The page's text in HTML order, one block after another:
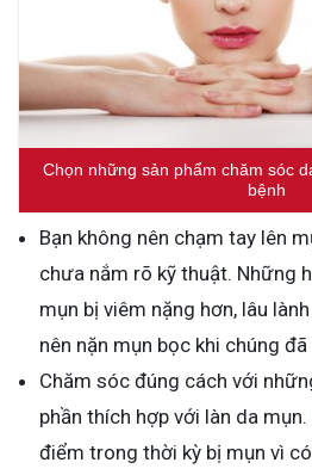
Chọn những sản phẩm chăm sóc
bệnh
Bạn không nên chạm tay lên
chưa nắm rõ kỹ thuật. Những
mụn bị viêm nặng hơn, lâu
nên nặn mụn bọc khi chúng
Chăm sóc đúng cách với
phần thích hợp với làn da
điểm trong thời kỳ bị mụn vì